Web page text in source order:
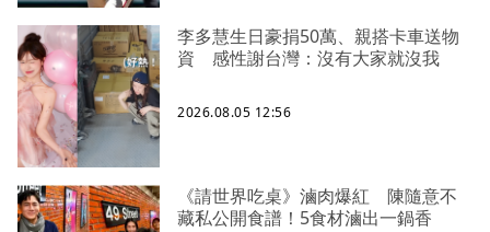
李多慧生日豪捐50萬、親搭卡車送物
資 感性謝台灣：沒有大家就沒我
2026.08.05 12:56
《請世界吃桌》滷肉爆紅 陳隨意不
藏私公開食譜！5食材滷出一鍋香